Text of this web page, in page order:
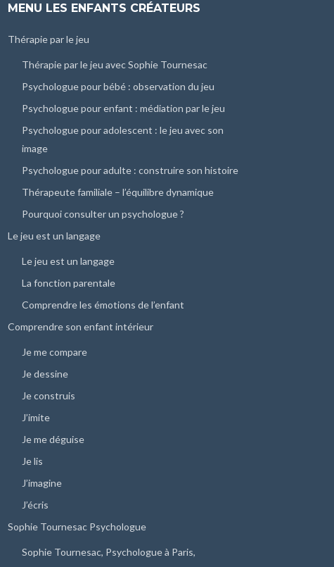
MENU LES ENFANTS CRÉATEURS
Thérapie par le jeu
Thérapie par le jeu avec Sophie Tournesac
Psychologue pour bébé : observation du jeu
Psychologue pour enfant : médiation par le jeu
Psychologue pour adolescent : le jeu avec son
image
Psychologue pour adulte : construire son histoire
Thérapeute familiale – l’équilibre dynamique
Pourquoi consulter un psychologue ?
Le jeu est un langage
Le jeu est un langage
La fonction parentale
Comprendre les émotions de l’enfant
Comprendre son enfant intérieur
Je me compare
Je dessine
Je construis
J’imite
Je me déguise
Je lis
J’imagine
J’écris
Sophie Tournesac Psychologue
Sophie Tournesac, Psychologue à Paris,